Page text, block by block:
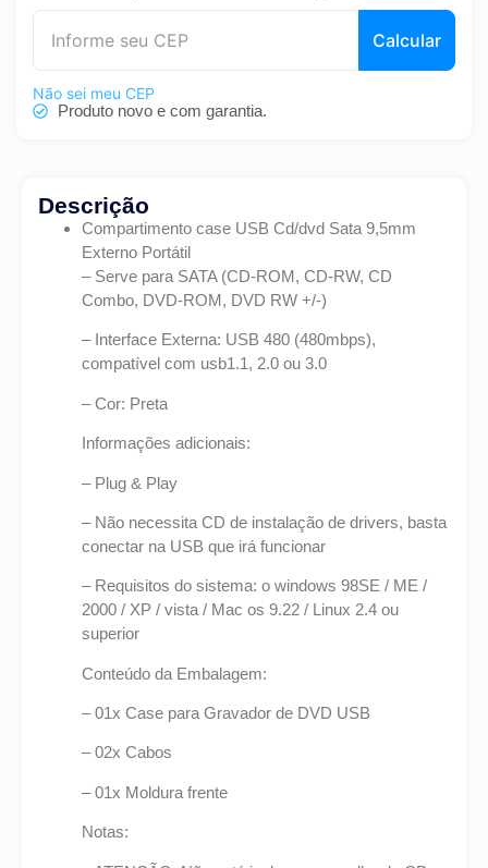
Calcular
Não sei meu CEP
Produto novo e com garantia.
Descrição
Compartimento case USB Cd/dvd Sata 9,5mm
Externo Portátil
– Serve para SATA (CD-ROM, CD-RW, CD
Combo, DVD-ROM, DVD RW +/-)
– Interface Externa: USB 480 (480mbps),
compatível com usb1.1, 2.0 ou 3.0
– Cor: Preta
Informações adicionais:
– Plug & Play
– Não necessita CD de instalação de drivers, basta
conectar na USB que irá funcionar
– Requisitos do sistema: o windows 98SE / ME /
2000 / XP / vista / Mac os 9.22 / Linux 2.4 ou
superior
Conteúdo da Embalagem:
– 01x Case para Gravador de DVD USB
– 02x Cabos
– 01x Moldura frente
Notas: